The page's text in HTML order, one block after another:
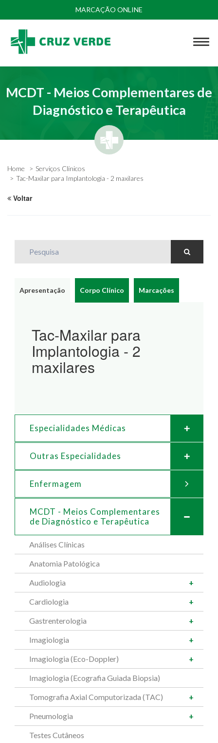
MARCAÇÃO ONLINE
MCDT - Meios Complementares de
Diagnóstico e Terapêutica
Home
Serviços Clínicos
Tac-Maxilar para Implantologia - 2 maxilares
Voltar
Apresentação Corpo Clínico Marcações
Tac-Maxilar para
Implantologia - 2
maxilares
Especialidades Médicas
Outras Especialidades
Enfermagem
MCDT - Meios Complementares
de Diagnóstico e Terapêutica
Análises Clínicas
Anatomia Patológica
Audiologia
Cardiologia
Gastrenterologia
Imagiologia
Imagiologia (Eco-Doppler)
Imagiologia (Ecografia Guiada Biopsia)
Tomografia Axial Computorizada (TAC)
Pneumologia
Testes Cutâneos